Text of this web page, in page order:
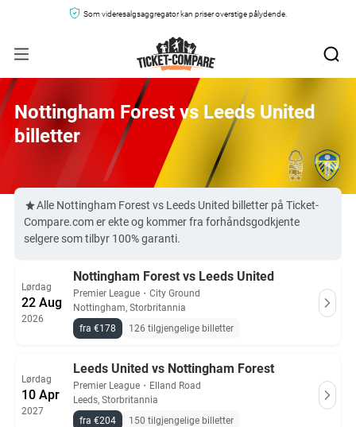
Som videresalgsaggregator kan priser overstige pålydende.
Nottingham Forest vs Leeds United
billetter
Alle Nottingham Forest vs Leeds United billetter på Ticket-
Compare.com er ekte og kommer fra forhåndsgodkjente
selgere som tilbyr 100% garanti.
Lørdag
22 Aug
2026
Nottingham Forest vs Leeds United
Premier League ・ City Ground
Nottingham, Storbritannia
fra €178
126 tilgjengelige billetter
Lørdag
10 Apr
2027
Leeds United vs Nottingham Forest
Premier League ・ Elland Road
Leeds, Storbritannia
fra €204
150 tilgjengelige billetter